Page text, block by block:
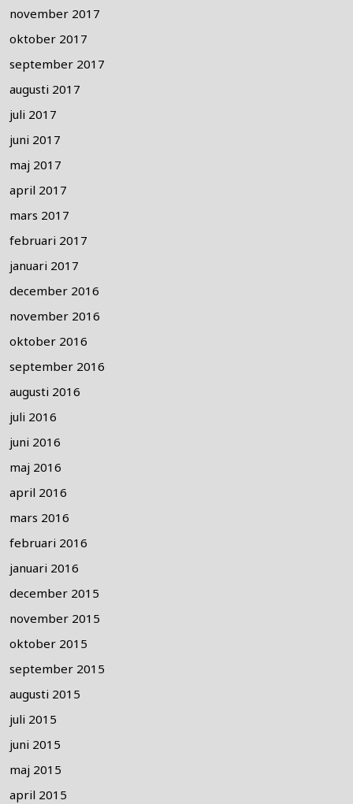
november 2017
oktober 2017
september 2017
augusti 2017
juli 2017
juni 2017
maj 2017
april 2017
mars 2017
februari 2017
januari 2017
december 2016
november 2016
oktober 2016
september 2016
augusti 2016
juli 2016
juni 2016
maj 2016
april 2016
mars 2016
februari 2016
januari 2016
december 2015
november 2015
oktober 2015
september 2015
augusti 2015
juli 2015
juni 2015
maj 2015
april 2015